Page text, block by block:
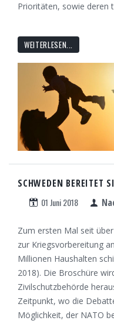
Prioritäten, sowie deren
WEITERLESEN...
SCHWEDEN BEREITET
01 Juni 2018
Zum ersten Mal seit
zur Kriegsvorbereitung
Millionen Haushalten
2018). Die Broschüre
Zivilschutzbehörde
Zeitpunkt, wo die
Möglichkeit, der NATO